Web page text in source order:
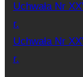
Uchwała Nr
r.
Uchwała Nr
r.